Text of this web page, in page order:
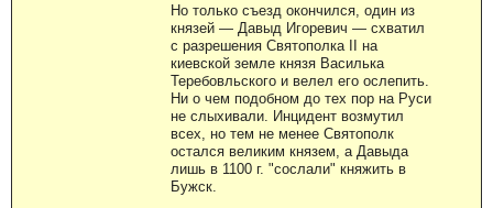
Но только съезд окончился, один из
князей — Давыд Игоревич — схватил
с разрешения Святополка II на
киевской земле князя Василька
Теребовльского и велел его ослепить.
Ни о чем подобном до тех пор на Руси
не слыхивали. Инцидент возмутил
всех, но тем не менее Святополк
остался великим князем, а Давыда
лишь в 1100 г. "сослали" княжить в
Бужск.